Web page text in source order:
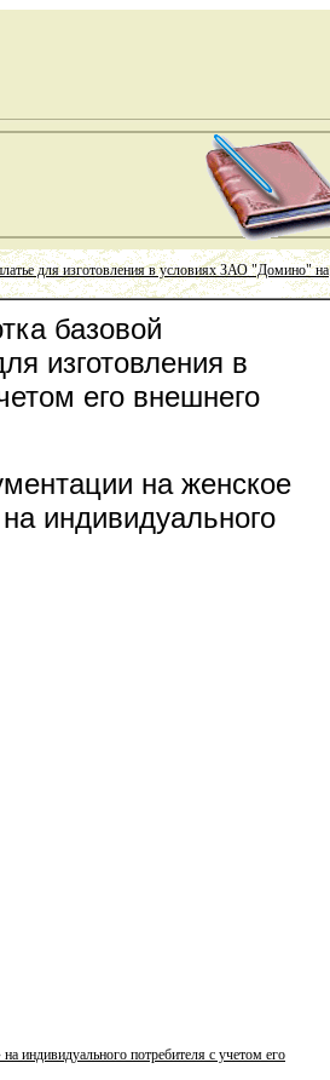
для изготовления в условиях ЗАО "Домино" на
базовой
изготовления в
его внешнего
на женское
индивидуального
индивидуального потребителя с учетом его